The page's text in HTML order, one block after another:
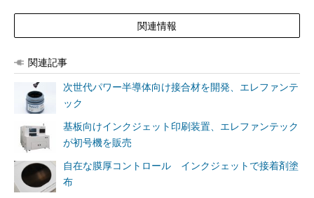
関連情報
関連記事
次世代パワー半導体向け接合材を開発、エレファンテ
ック
基板向けインクジェット印刷装置、エレファンテック
が初号機を販売
自在な膜厚コントロール インクジェットで接着剤塗
布